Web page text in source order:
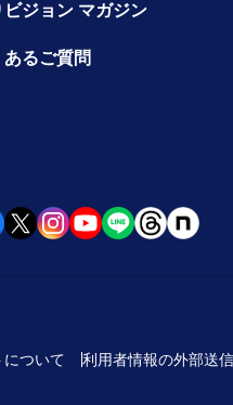
ビジョン マガジン
あるご質問
について 利用者情報の外部送